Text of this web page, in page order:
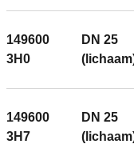
149600
3H0
DN 25
149600
3H7
DN 25